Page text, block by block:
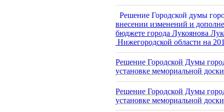
Решение Городской думы
внесении изменений и
бюджете города Лукоянова
Нижегородской области на
Решение Городской Думы
установке мемориальной
Решение Городской Думы
установке мемориальной